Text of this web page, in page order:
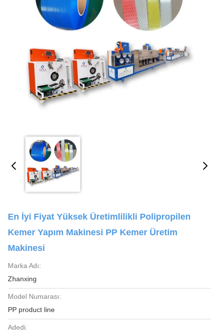
En İyi Fiyat Yüksek Üretimlilikli Polipropilen
Kemer Yapım Makinesi PP Kemer Üretim
Makinesi
Marka Adı:
Zhanxing
Model Numarası:
PP product line
Adedi: